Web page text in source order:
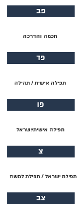
פב
חכמה והדרכה
פד
תפילה אישית / תהילה
פו
תפילה אישית/ישראל
צ
תפילת ישראל / תפילת למשה
צב